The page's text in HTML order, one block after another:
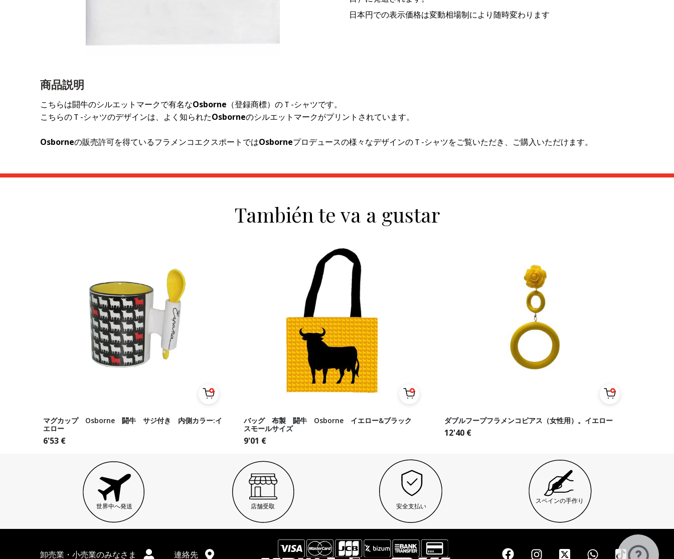
日本円での表示価格は変動相場制により随時変わります
商品説明
こちらは闘牛のシルエットマークで有名なOsborne （登録商標）のＴ-シャツです。
こちらのＴ-シャツのデザインは、よく知られたOsborneのシルエットマークがプリントされています。
Osborneの販売許可を得ているフラメンコエクスポートではOsborneプロデュースの様々なデザインのＴ-シャツをご覧いただき、ご購入いただけます。
También te va a gustar
マグカップ Osborne 闘牛 サジ付き 内側カラー:イ
エロー
6'53 €
バッグ 布製 闘牛 Osborne イエロー&ブラック
スモールサイズ
9'01 €
ダブルフープフラメンコピアス（女性用）。イエロー
12'40 €
世界中へ発送 店舗受取 安全支払い
スペインの手作り
卸売業・小売業のみなさま 連絡先